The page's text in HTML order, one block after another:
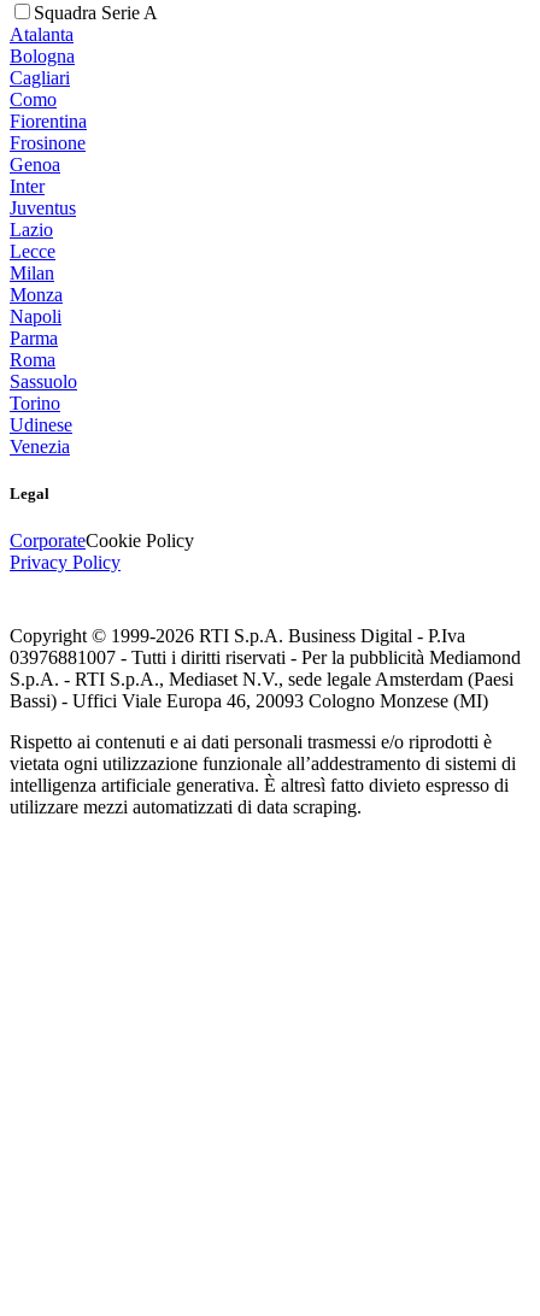
Squadra Serie A
Atalanta
Bologna
Cagliari
Como
Fiorentina
Frosinone
Genoa
Inter
Juventus
Lazio
Lecce
Milan
Monza
Napoli
Parma
Roma
Sassuolo
Torino
Udinese
Venezia
Legal
CorporateCookie Policy
Privacy Policy
Copyright © 1999-2026 RTI S.p.A. Business Digital - P.Iva
03976881007 - Tutti i diritti riservati - Per la pubblicità Mediamond
S.p.A. - RTI S.p.A., Mediaset N.V., sede legale Amsterdam (Paesi
Bassi) - Uffici Viale Europa 46, 20093 Cologno Monzese (MI)
Rispetto ai contenuti e ai dati personali trasmessi e/o riprodotti è
vietata ogni utilizzazione funzionale all’addestramento di sistemi di
intelligenza artificiale generativa. È altresì fatto divieto espresso di
utilizzare mezzi automatizzati di data scraping.